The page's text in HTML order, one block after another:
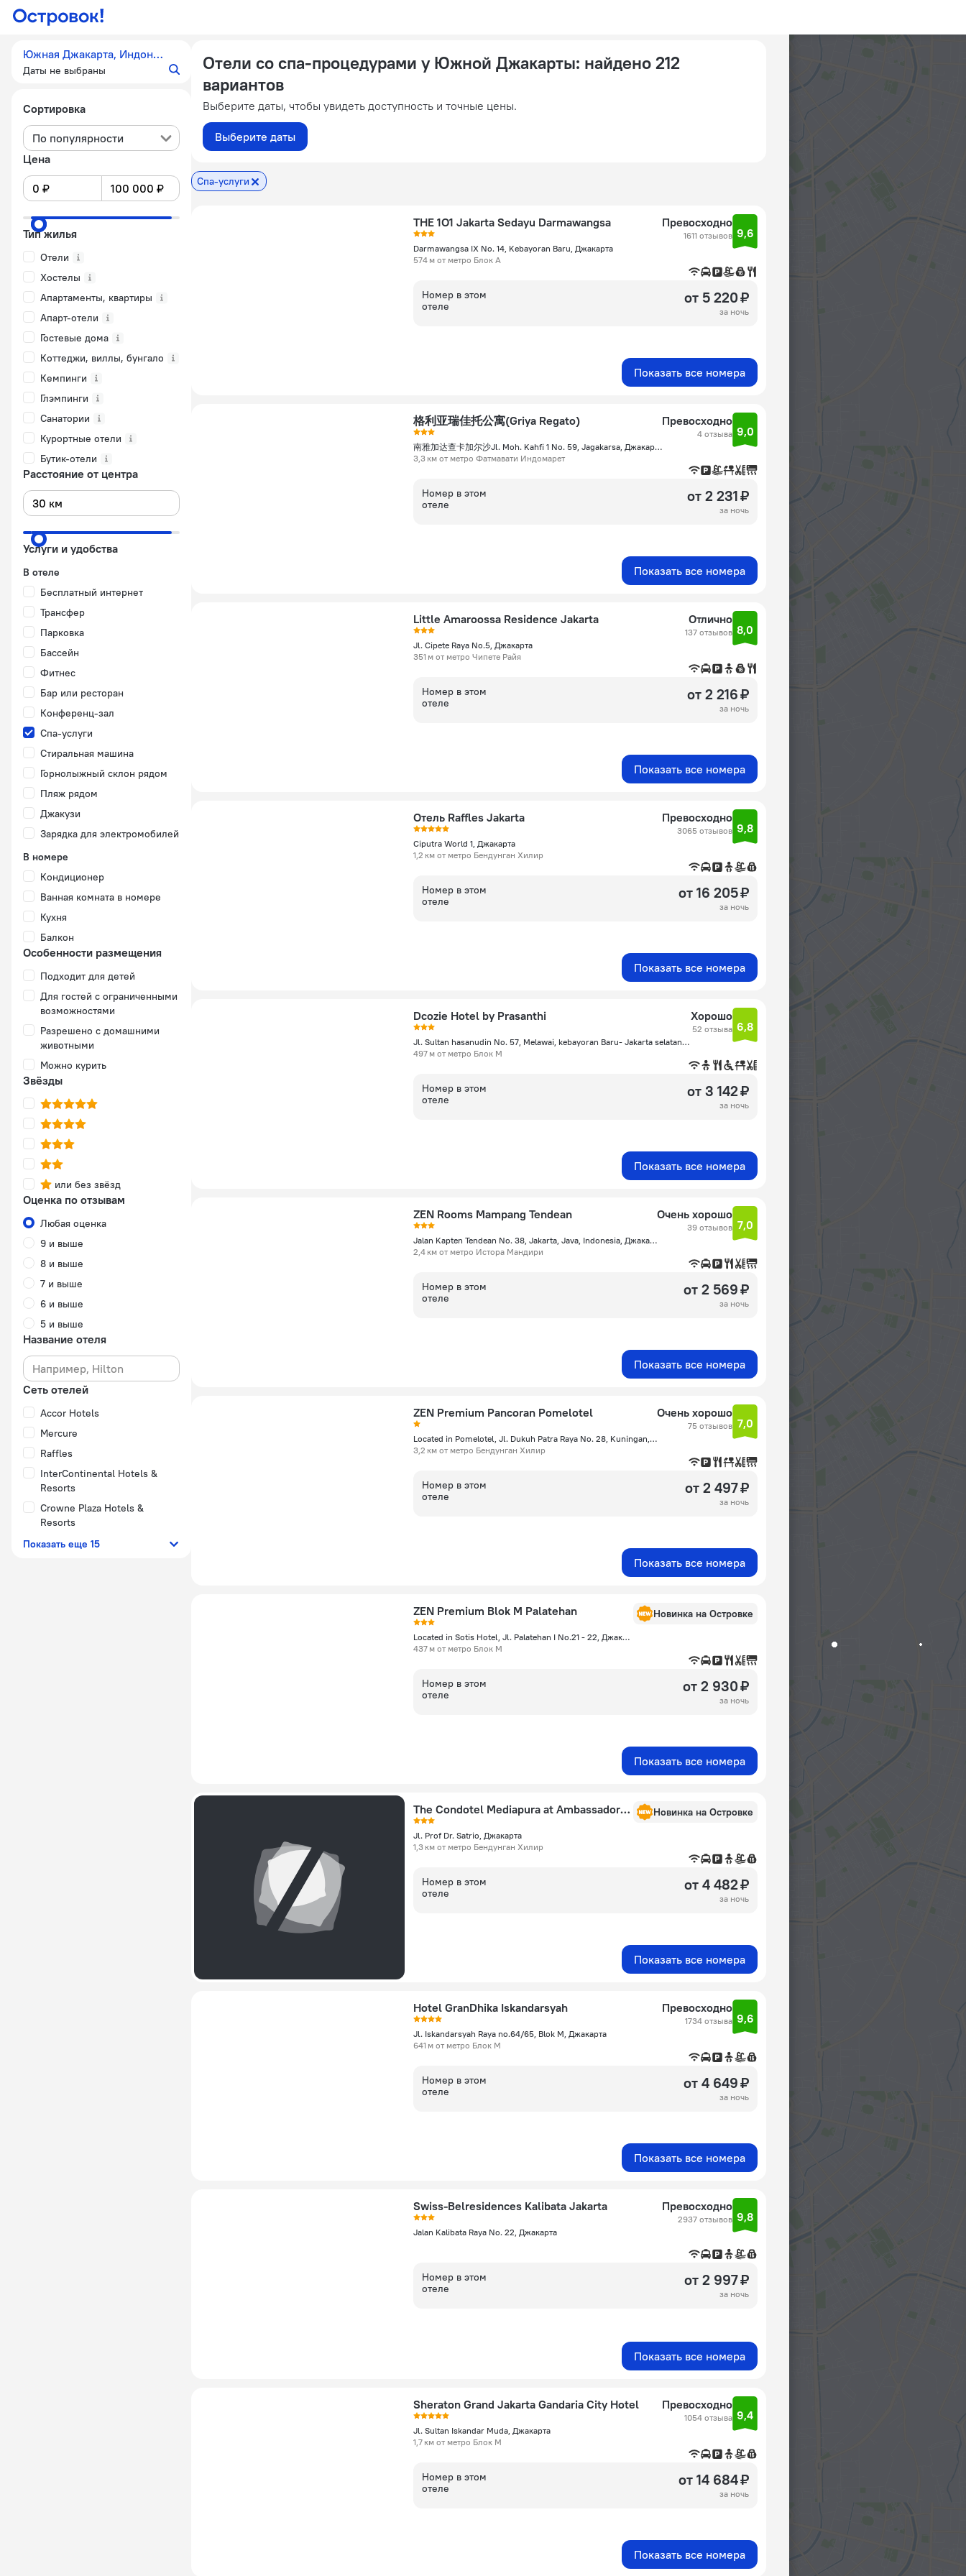
Южная Джакарта, Индонезия
Даты не выбраны
Сортировка
По популярности
Цена
Тип жилья
Отели
Хостелы
Апартаменты, квартиры
Апарт-отели
Гостевые дома
Коттеджи, виллы, бунгало
Кемпинги
Глэмпинги
Санатории
Курортные отели
Бутик-отели
Расстояние от центра
Услуги и удобства
В отеле
Бесплатный интернет
Трансфер
Парковка
Бассейн
Фитнес
Бар или ресторан
Конференц-зал
Спа-услуги
Стиральная машина
Горнолыжный склон рядом
Пляж рядом
Джакузи
Зарядка для электромобилей
В номере
Кондиционер
Ванная комната в номере
Кухня
Балкон
Особенности размещения
Подходит для детей
Для гостей с ограниченными
возможностями
Разрешено с домашними
животными
Можно курить
Звёзды
или без звёзд
Оценка по отзывам
Любая оценка
9 и выше
8 и выше
7 и выше
6 и выше
5 и выше
Название отеля
Сеть отелей
Accor Hotels
Mercure
Raffles
InterContinental Hotels &
Resorts
Crowne Plaza Hotels &
Resorts
Показать еще 15
Отели со спа-процедурами у Южной Джакарты: найдено 212
вариантов
Выберите даты, чтобы увидеть доступность и точные цены.
Выберите даты
Спа-услуги
THE 1O1 Jakarta Sedayu Darmawangsa
Darmawangsa IX No. 14, Kebayoran Baru, Джакарта
574 м от метро Блок А
Превосходно
1611 отзывов 9,6
Номер в этом
отеле
от 5 220 ₽
за ночь
Показать все номера
格利亚瑞佳托公寓(Griya Regato)
南雅加达查卡加尔沙Jl. Moh. Kahfi 1 No. 59, Jagakarsa, Джакарта
3,3 км от метро Фатмавати Индомарет
Превосходно
4 отзыва 9,0
Номер в этом
отеле
от 2 231 ₽
за ночь
Показать все номера
Little Amaroossa Residence Jakarta
Jl. Cipete Raya No.5, Джакарта
351 м от метро Чипете Райя
Отлично
137 отзывов 8,0
Номер в этом
отеле
от 2 216 ₽
за ночь
Показать все номера
Отель Raffles Jakarta
Ciputra World 1, Джакарта
1,2 км от метро Бендунган Хилир
Превосходно
3065 отзывов 9,8
Номер в этом
отеле
от 16 205 ₽
за ночь
Показать все номера
Dcozie Hotel by Prasanthi
Jl. Sultan hasanudin No. 57, Melawai, kebayoran Baru- Jakarta selatan 12160, Джакарта
497 м от метро Блок М
Хорошо
52 отзыва 6,8
Номер в этом
отеле
от 3 142 ₽
за ночь
Показать все номера
ZEN Rooms Mampang Tendean
Jalan Kapten Tendean No. 38, Jakarta, Java, Indonesia, Джакарта
2,4 км от метро Истора Мандири
Очень хорошо
39 отзывов 7,0
Номер в этом
отеле
от 2 569 ₽
за ночь
Показать все номера
ZEN Premium Pancoran Pomelotel
Located in Pomelotel, Jl. Dukuh Patra Raya No. 28, Kuningan, Джакарта
3,2 км от метро Бендунган Хилир
Очень хорошо
75 отзывов 7,0
Номер в этом
отеле
от 2 497 ₽
за ночь
Показать все номера
ZEN Premium Blok M Palatehan
Located in Sotis Hotel, Jl. Palatehan I No.21 - 22, Джакарта
437 м от метро Блок М
Новинка на Островке
Номер в этом
отеле
от 2 930 ₽
за ночь
Показать все номера
The Condotel Mediapura at AmbassadorTwo Apartment ITC Kuningan
Jl. Prof Dr. Satrio, Джакарта
1,3 км от метро Бендунган Хилир
Новинка на Островке
Номер в этом
отеле
от 4 482 ₽
за ночь
Показать все номера
Hotel GranDhika Iskandarsyah
Jl. Iskandarsyah Raya no.64/65, Blok M, Джакарта
641 м от метро Блок М
Превосходно
1734 отзыва 9,6
Номер в этом
отеле
от 4 649 ₽
за ночь
Показать все номера
Swiss-Belresidences Kalibata Jakarta
Jalan Kalibata Raya No. 22, Джакарта
Превосходно
2937 отзывов 9,8
Номер в этом
отеле
от 2 997 ₽
за ночь
Показать все номера
Sheraton Grand Jakarta Gandaria City Hotel
Jl. Sultan Iskandar Muda, Джакарта
1,7 км от метро Блок М
Превосходно
1054 отзыва 9,4
Номер в этом
отеле
от 14 684 ₽
за ночь
Показать все номера